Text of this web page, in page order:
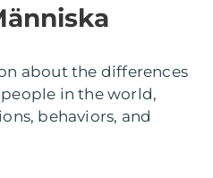
about the differences
in the world,
behaviors, and